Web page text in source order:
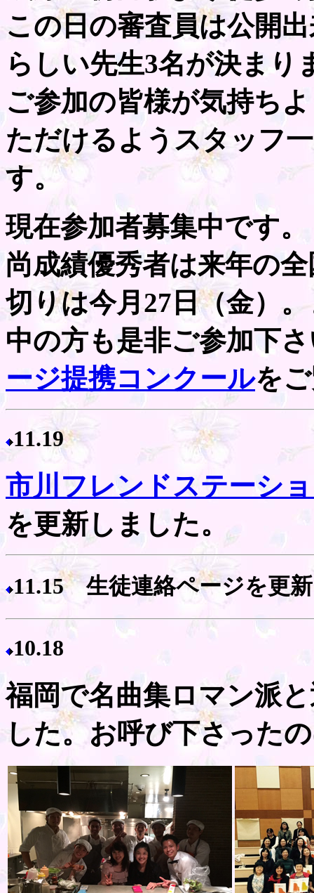
この日の審査員は公開
らしい先生3名が決まり
ご参加の皆様が気持ち
ただけるようスタッフ
す。
現在参加者募集中です。
尚成績優秀者は来年の
切りは今月27日（金）
中の方も是非ご参加下
ージ提携コンクールを
11.19
市川フレンドステーシ
を更新しました。
11.15 生徒連絡ページを更
10.18
福岡で名曲集ロマン派
した。お呼び下さった